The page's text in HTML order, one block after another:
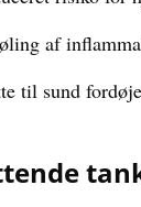
af
til sund